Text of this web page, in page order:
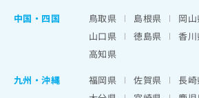
中国・四国
鳥取県 島根県 岡
山口県
徳島県 香川
高知県
九州・沖縄
福岡県 佐賀県 長崎